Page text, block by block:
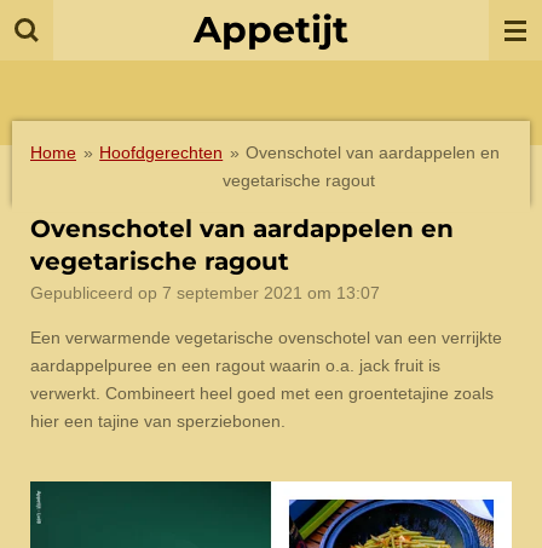
Ga
Appetijt
Home » Hoofdgerechten » Ovenschotel van aardappelen en
vegetarische ragout
Ovenschotel van aardappelen en
vegetarische ragout
Gepubliceerd op 7 september 2021 om 13:07
Een verwarmende vegetarische ovenschotel van een verrijkte
aardappelpuree en een ragout waarin o.a. jack fruit is
verwerkt. Combineert heel goed met een groentetajine zoals
hier een tajine van sperziebonen.